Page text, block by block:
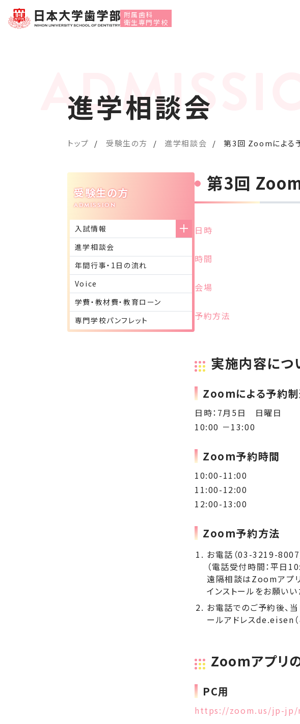
附属歯科
衛生専門学校
進学相談会
トップ 受験生の方 進学相談会 第3回 Zoomによる
第3回
日時
時間
会場
予約方法
実施内容につ
Zoomによる予約制
日時：7月5日 日曜日
10:00 －13:00
Zoom予約時間
10:00-11:00
11:00-12:00
12:00-13:00
Zoom予約方法
お電話（03-3219-8007
（電話受付時間：平日
遠隔相談はZoomアプリ
インストールをお願いい
お電話でのご予約後、
ールアドレスde.eisen
Zoomアプリ
PC用
https://zoom.us/jp-jp/
受験生の方
入試情報
進学相談会
年間行事・1日の流れ
Voice
学費・教材費・教育ローン
専門学校パンフレット